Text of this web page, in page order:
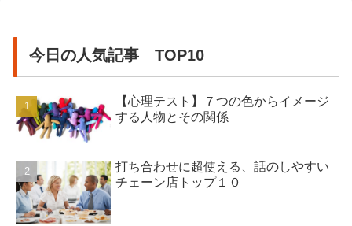
今日の人気記事 TOP10
【心理テスト】７つの色からイメージ
する人物とその関係
打ち合わせに超使える、話のしやすい
チェーン店トップ１０